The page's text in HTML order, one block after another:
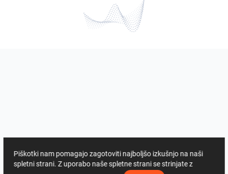
Piškotki nam pomagajo zagotoviti najboljšo izkušnjo na naši
spletni strani. Z uporabo naše spletne strani se strinjate z